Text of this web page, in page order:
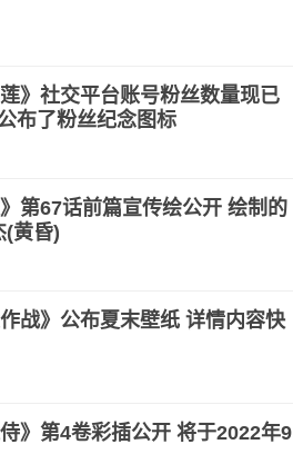
》社交平台账号粉丝数量现已
布了粉丝纪念图标
第67话前篇宣传绘公开 绘制的
(黄昏)
战》公布夏末壁纸 详情内容快
》第4卷彩插公开 将于2022年9